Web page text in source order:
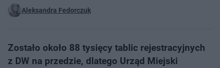
Aleksandra Fedorczuk
Zostało około 88 tysięcy tablic rejestracyjnych
z DW na przedzie, dlatego Urząd Miejski